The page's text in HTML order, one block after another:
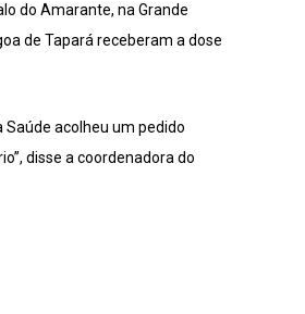
do Amarante, na Grande
de Tapará receberam a dose
Saúde acolheu um pedido
disse a coordenadora do